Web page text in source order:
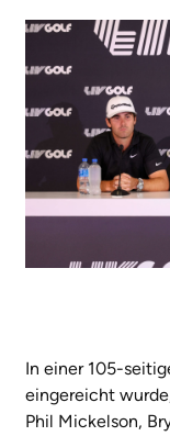
In einer 105-
eingereicht
Phil Mickelson,